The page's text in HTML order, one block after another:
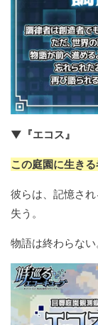
▼『エコス』
この庭園に生き
彼らは、記憶さ
失う。
物語は終わらない